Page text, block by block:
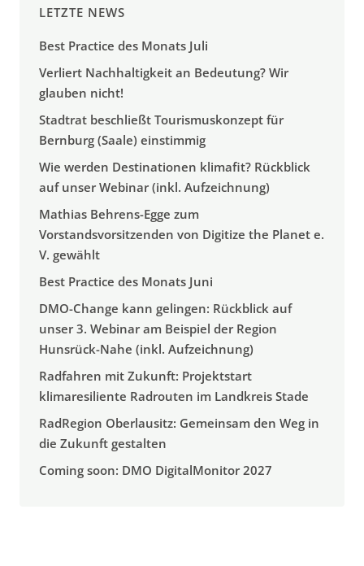
LETZTE NEWS
Best Practice des Monats Juli
Verliert Nachhaltigkeit an Bedeutung? Wir
glauben nicht!
Stadtrat beschließt Tourismuskonzept für
Bernburg (Saale) einstimmig
Wie werden Destinationen klimafit? Rückblick
auf unser Webinar (inkl. Aufzeichnung)
Mathias Behrens-Egge zum
Vorstandsvorsitzenden von Digitize the Planet e.
V. gewählt
Best Practice des Monats Juni
DMO-Change kann gelingen: Rückblick auf
unser 3. Webinar am Beispiel der Region
Hunsrück-Nahe (inkl. Aufzeichnung)
Radfahren mit Zukunft: Projektstart
klimaresiliente Radrouten im Landkreis Stade
RadRegion Oberlausitz: Gemeinsam den Weg in
die Zukunft gestalten
Coming soon: DMO DigitalMonitor 2027